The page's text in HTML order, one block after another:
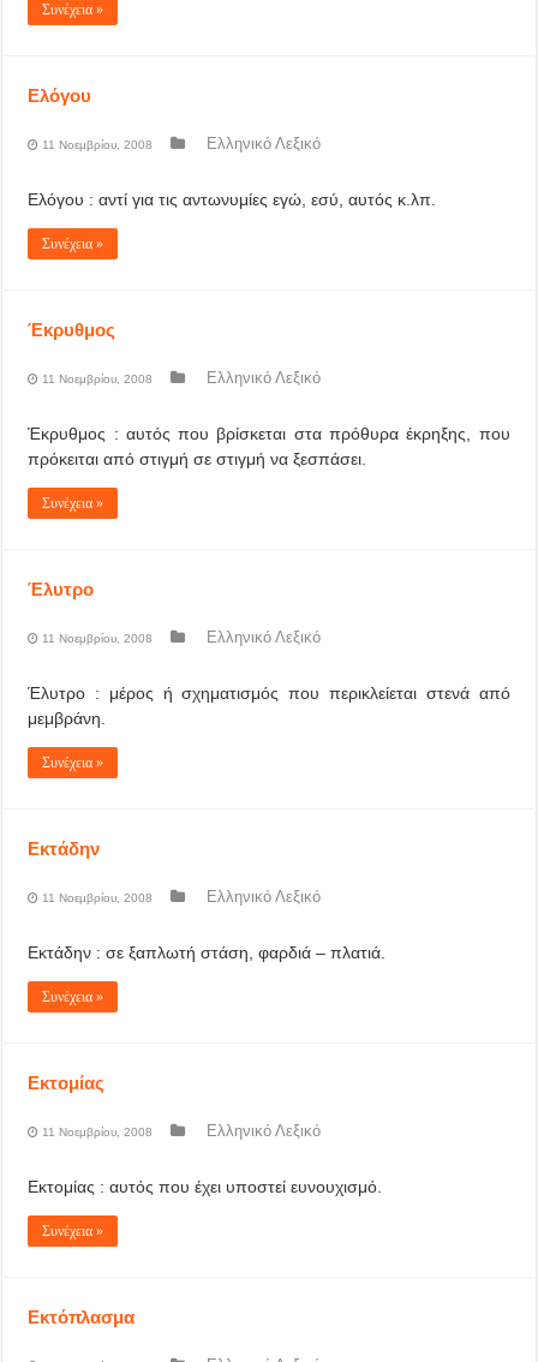
Συνέχεια »
Ελόγου
11 Νοεμβρίου, 2008 Ελληνικό Λεξικό
Ελόγου : αντί για τις αντωνυμίες εγώ, εσύ, αυτός κ.λπ.
Συνέχεια »
Έκρυθμος
11 Νοεμβρίου, 2008 Ελληνικό Λεξικό
Έκρυθμος : αυτός που βρίσκεται στα πρόθυρα έκρηξης, που
πρόκειται από στιγμή σε στιγμή να ξεσπάσει.
Συνέχεια »
Έλυτρο
11 Νοεμβρίου, 2008 Ελληνικό Λεξικό
Έλυτρο : μέρος ή σχηματισμός που περικλείεται στενά από
μεμβράνη.
Συνέχεια »
Εκτάδην
11 Νοεμβρίου, 2008 Ελληνικό Λεξικό
Εκτάδην : σε ξαπλωτή στάση, φαρδιά – πλατιά.
Συνέχεια »
Εκτομίας
11 Νοεμβρίου, 2008 Ελληνικό Λεξικό
Εκτομίας : αυτός που έχει υποστεί ευνουχισμό.
Συνέχεια »
Εκτόπλασμα